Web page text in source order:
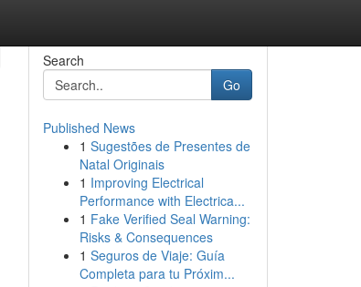
Search
Go
Published News
1 Sugestões de Presentes de
Natal Originais
1 Improving Electrical
Performance with Electrica...
1 Fake Verified Seal Warning:
Risks & Consequences
1 Seguros de Viaje: Guía
Completa para tu Próxim...